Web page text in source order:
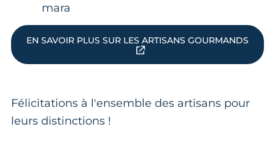
mara
EN SAVOIR PLUS SUR LES ARTISANS GOURMANDS
Félicitations à l'ensemble des artisans pour
leurs distinctions !